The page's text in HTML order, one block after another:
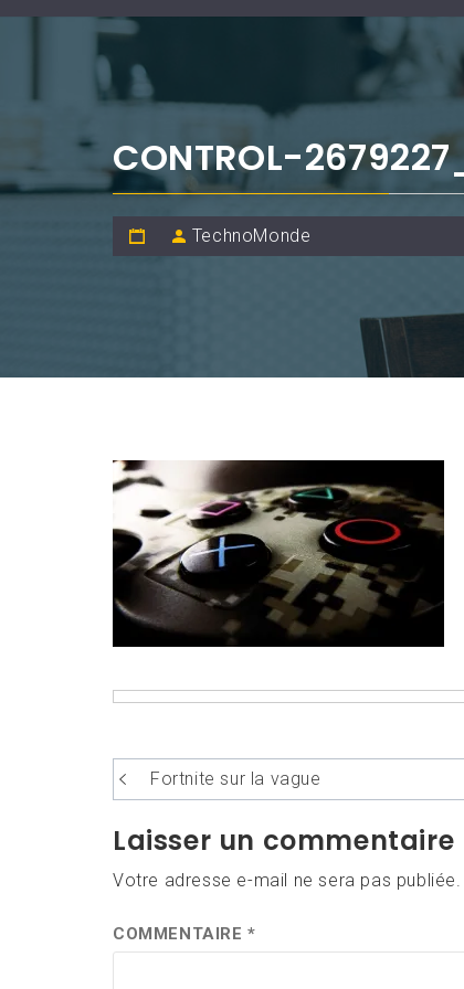
CONTROL-
TechnoMonde
Navigation
de
l’article
Fortnite sur la vague
Laisser un commentaire
Votre adresse e-mail ne sera pas publiée.
COMMENTAIRE*